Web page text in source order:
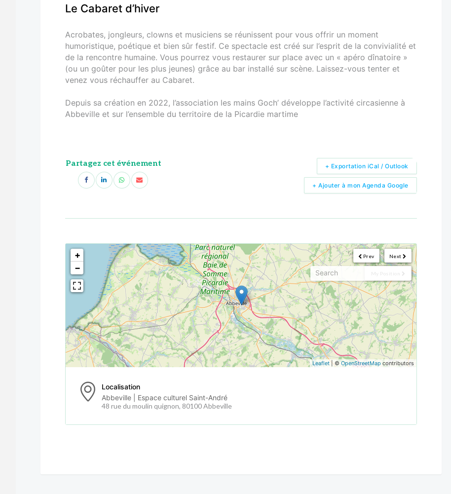
Le Cabaret d’hiver
Acrobates, jongleurs, clowns et musiciens se réunissent pour vous offrir un moment
humoristique, poétique et bien sûr festif. Ce spectacle est créé sur l’esprit de la convivialité et
de la rencontre humaine. Vous pourrez vous restaurer sur place avec un « apéro dînatoire »
(ou un goûter pour les plus jeunes) grâce au bar installé sur scène. Laissez-vous tenter et
venez vous réchauffer au Cabaret.
Depuis sa création en 2022, l’association les mains Goch’ développe l’activité circasienne à
Abbeville et sur l’ensemble du territoire de la Picardie martime
Partagez cet événement
+ Ajouter à mon Agenda Google
+ Exportation iCal / Outlook
Next
Prev
My Position
<!---->
+
−
Leaflet| © OpenStreetMap contributors
Localisation
Abbeville | Espace culturel Saint-André
48 rue du moulin quignon, 80100 Abbeville